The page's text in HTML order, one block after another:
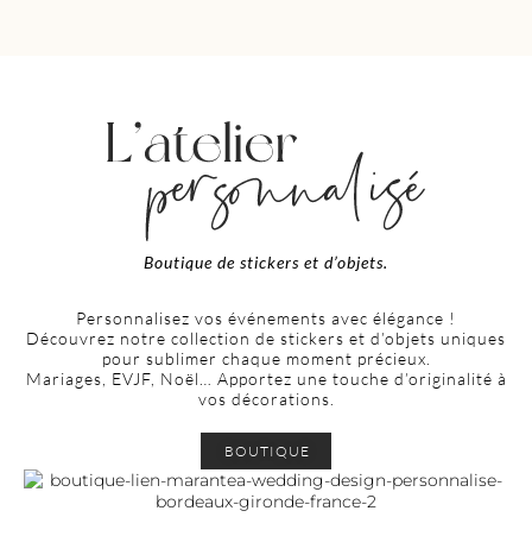
Boutique de stickers et d’objets.
Personnalisez vos événements avec élégance !
Découvrez notre collection de stickers et d’objets uniques
pour sublimer chaque moment précieux.
Mariages, EVJF, Noël… Apportez une touche d’originalité à
vos décorations.
BOUTIQUE